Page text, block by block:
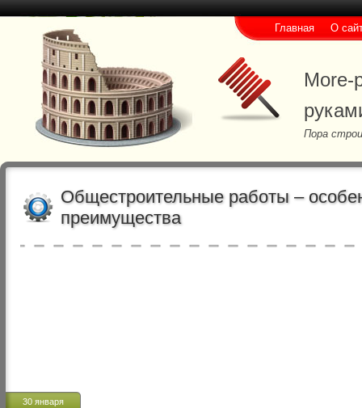
More-
Пора
Главная О
Общестроительные работы –
преимущества
30 января